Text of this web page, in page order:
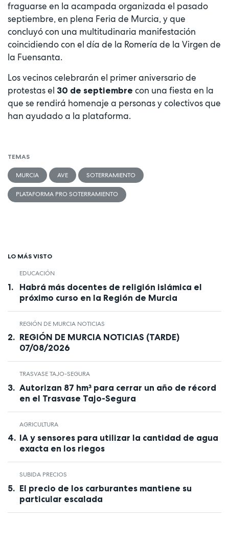
fraguarse en la acampada organizada el pasado
septiembre, en plena Feria de Murcia, y que
concluyó con una multitudinaria manifestación
coincidiendo con el día de la Romería de la Virgen de
la Fuensanta.
Los vecinos celebrarán el primer aniversario de
protestas el 30 de septiembre con una fiesta en la
que se rendirá homenaje a personas y colectivos que
han ayudado a la plataforma.
TEMAS
MURCIA AVE SOTERRAMIENTO
PLATAFORMA PRO SOTERRAMIENTO
LO MÁS VISTO
EDUCACIÓN
Habrá más docentes de religión islámica el
próximo curso en la Región de Murcia
REGIÓN DE MURCIA NOTICIAS
REGIÓN DE MURCIA NOTICIAS (TARDE)
07/08/2026
TRASVASE TAJO-SEGURA
Autorizan 87 hm³ para cerrar un año de récord
en el Trasvase Tajo-Segura
AGRICULTURA
IA y sensores para utilizar la cantidad de agua
exacta en los riegos
SUBIDA PRECIOS
El precio de los carburantes mantiene su
particular escalada